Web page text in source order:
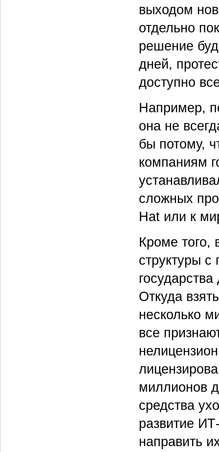
выходом
отдельно
решение
дней,
доступно
Например,
она не
бы потому,
компаниям
сложных
Hat или к
Кроме того,
структуры
Откуда
несколько
все
миллионов
средства
развитие
направить